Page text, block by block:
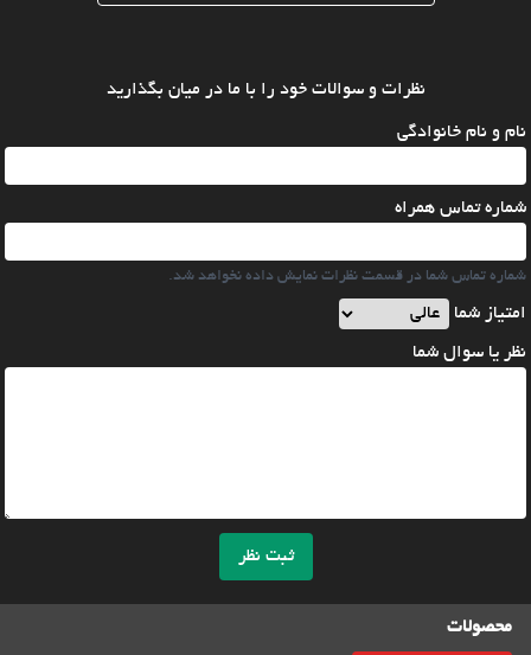
نظرات و سوالات خود را با ما در میان بگذارید
نام و نام خانوادگی
شماره تماس همراه
شماره تماس شما در قسمت نظرات نمایش داده نخواهد شد.
امتیاز شما
نظر یا سوال شما
ثبت نظر
محصولات